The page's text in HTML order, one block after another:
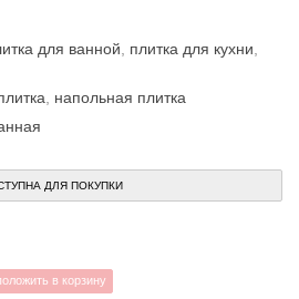
для ванной плитка для кухни
напольная плитка
ДЛЯ ПОКУПКИ
в корзину